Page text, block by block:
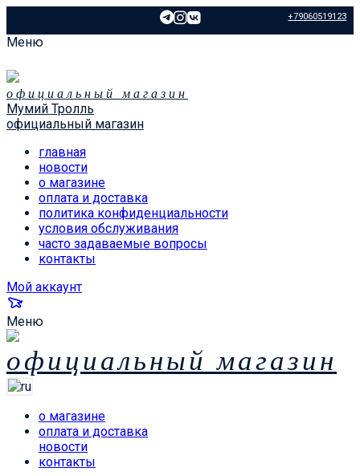
+79060519123
Меню
официальный магазин
Мумий Тролль
официальный магазин
главная
новости
о магазине
оплата и доставка
политика конфиденциальности
условия обслуживания
часто задаваемые вопросы
контакты
Мой аккаунт
Меню
официальный магазин
о магазине
оплата и доставка
новости
контакты